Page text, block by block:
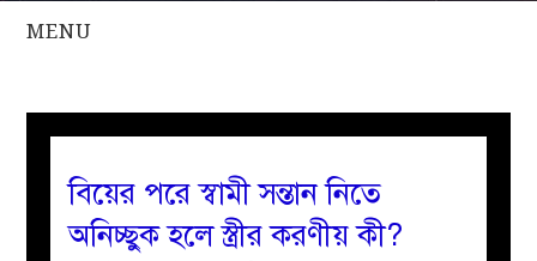
MENU
সকল
বয়ান
বিয়ের পরে স্বামী সন্তান নিতে
অনিচ্ছুক হলে স্ত্রীর করণীয় কী?